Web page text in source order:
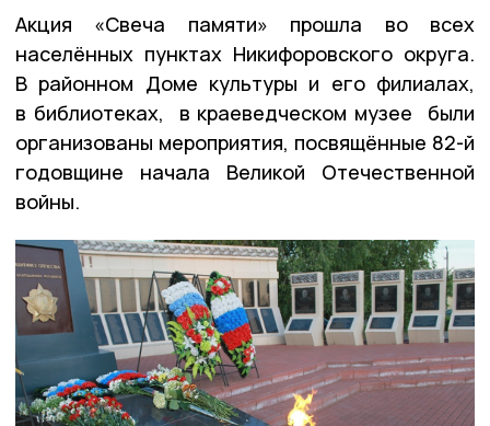
Акция «Свеча памяти» прошла во всех
населённых пунктах Никифоровского округа.
В районном Доме культуры и его филиалах,
в библиотеках, в краеведческом музее были
организованы мероприятия, посвящённые 82-й
годовщине начала Великой Отечественной
войны.